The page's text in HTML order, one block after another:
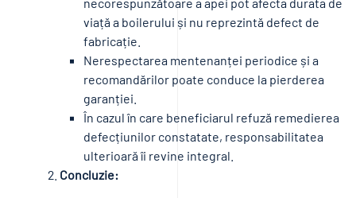
viață a boilerului și nu reprezintă defect de
fabricație.
Nerespectarea mentenanței periodice și a
recomandărilor poate conduce la pierderea
garanției.
În cazul în care beneficiarul refuză remedierea
defecțiunilor constatate, responsabilitatea
ulterioară îi revine integral.
Concluzie: